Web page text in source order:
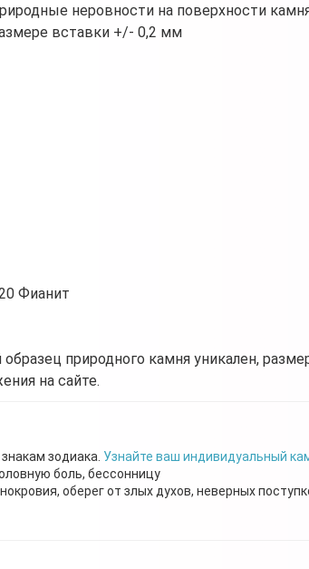
неровности на поверхности
вставки +/- 0,2 мм
Фианит
природного камня уникален,
на сайте.
зодиака. Узнайте ваш индивидуальный
боль, бессонницу
оберег от злых духов, неверных